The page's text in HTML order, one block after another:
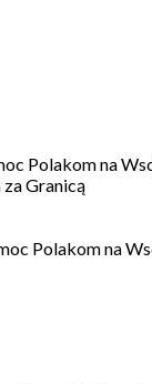
Polakom na
Granicą
Polakom na